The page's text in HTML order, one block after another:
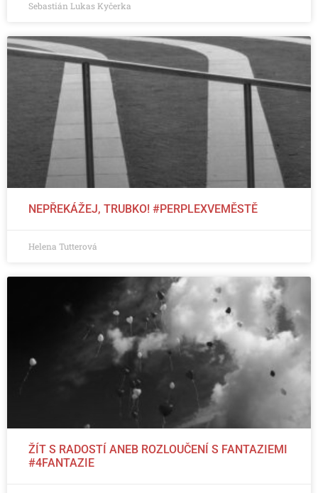
Sebastián Lukas Kyčerka
NEPŘEKÁŽEJ, TRUBKO! #PERPLEXVEMĚSTĚ
Helena Tutterová
ŽÍT S RADOSTÍ ANEB ROZLOUČENÍ S FANTAZIEMI
#4FANTAZIE